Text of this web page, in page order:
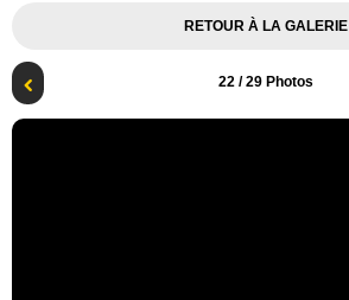
RETOUR À LA GALERIE
22 / 29 Photos